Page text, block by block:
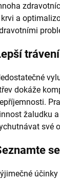
a
trávení
dokáže
žaludku
své